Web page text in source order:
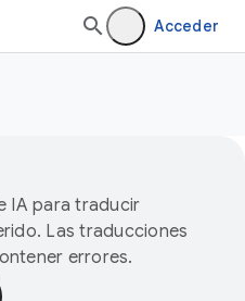
Acceder
IA para traducir
Las traducciones
errores.